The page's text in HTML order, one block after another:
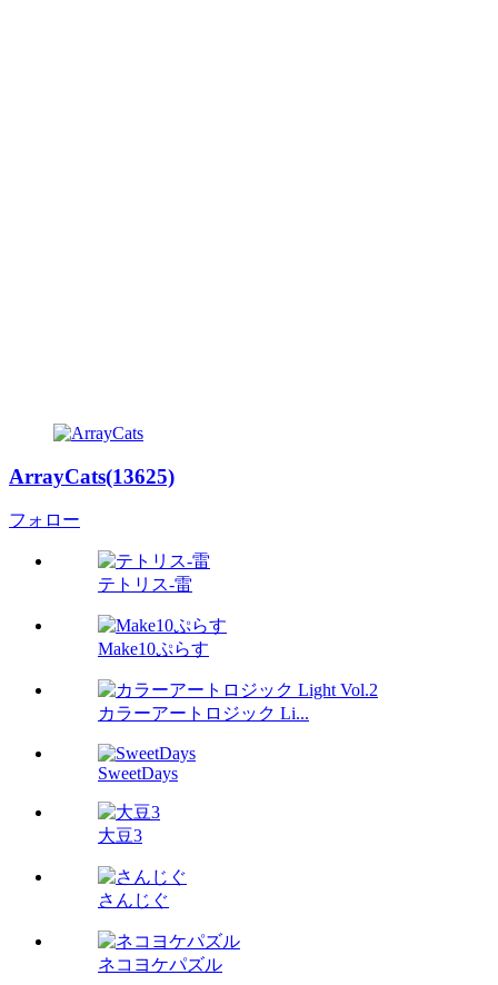
ArrayCats(13625)
フォロー
テトリス-雷
Make10ぷらす
カラーアートロジック Li...
SweetDays
大豆3
さんじぐ
ネコヨケパズル